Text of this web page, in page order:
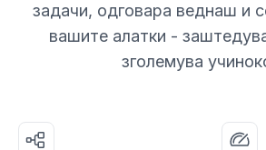
задачи, одговара веднаш и
вашите алатки -
зголемува